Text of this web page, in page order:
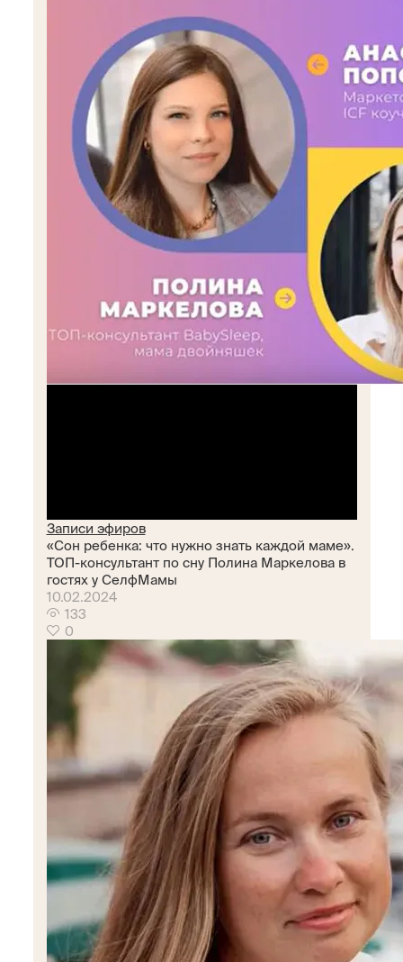
Записи эфиров
«Сон ребенка: что нужно знать каждой маме».
ТОП-консультант по сну Полина Маркелова в
гостях у СелфМамы
10.02.2024
133
0